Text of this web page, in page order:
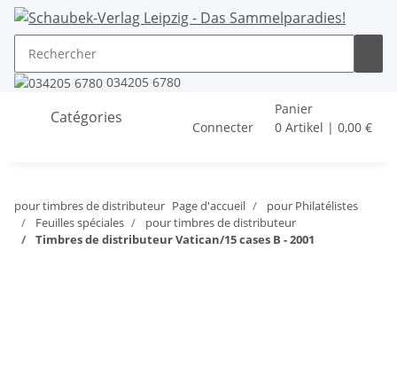
034205 6780
Catégories
Connecter
Panier
0 Artikel | 0,00 €
pour timbres de distributeur Page d'accueil
pour Philatélistes
Feuilles spéciales
pour timbres de distributeur
Timbres de distributeur Vatican/15 cases B - 2001